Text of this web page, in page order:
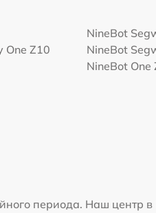
NineBot
One Z10
NineBot
NineBot One
периода. Наш центр